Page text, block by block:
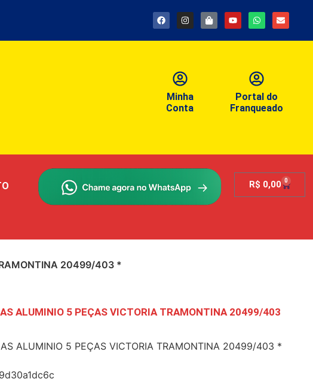
Minha
Conta
Portal do
Franqueado
R$ 0,00 0
20499/403 *
ALUMINIO 5 PEÇAS VICTORIA TRAMONTINA 20499/403
ALUMINIO 5 PEÇAS VICTORIA TRAMONTINA 20499/403 *